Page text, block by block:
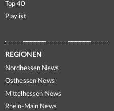
Top 40
Playlist
REGIONEN
Nordhessen News
Osthessen News
Mittelhessen News
Rhein-Main News